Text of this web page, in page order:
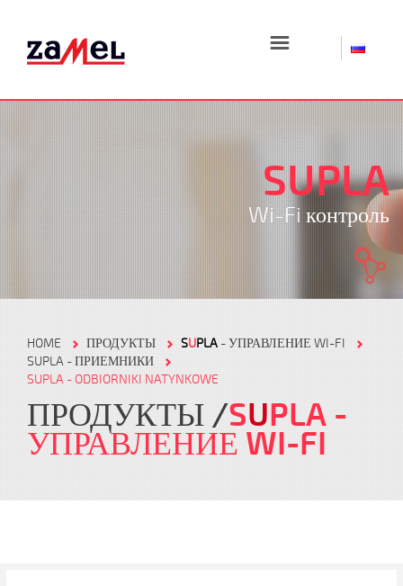
☰
SUPLA
Wi-Fi контроль
HOME ПРОДУКТЫ SUPLA - УПРАВЛЕНИЕ WI-FI
SUPLA - ПРИЕМНИКИ
SUPLA - ODBIORNIKI NATYNKOWE
ПРОДУКТЫ SUPLA -
УПРАВЛЕНИЕ WI-FI